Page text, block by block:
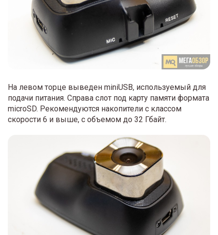
На левом торце выведен miniUSB, используемый для
подачи питания. Справа слот под карту памяти формата
microSD. Рекомендуются накопители с классом
скорости 6 и выше, с объемом до 32 Гбайт.